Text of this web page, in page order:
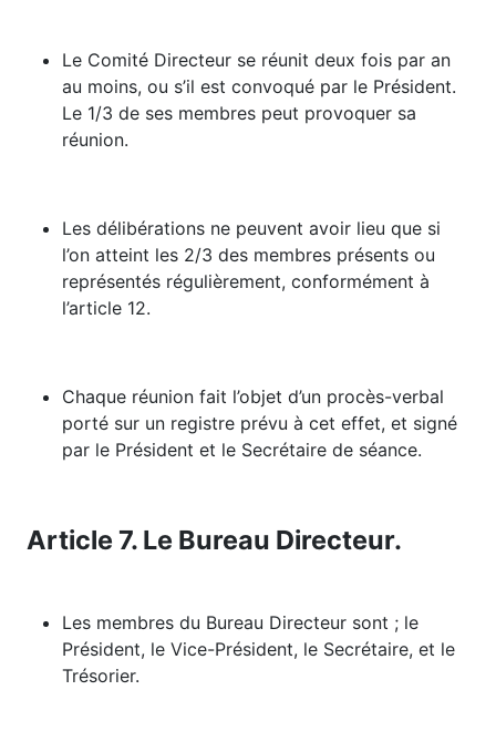
Le Comité Directeur se réunit deux fois par an
au moins, ou s’il est convoqué par le Président.
Le 1/3 de ses membres peut provoquer sa
réunion.
Les délibérations ne peuvent avoir lieu que si
l’on atteint les 2/3 des membres présents ou
représentés régulièrement, conformément à
l’article 12.
Chaque réunion fait l’objet d’un procès-verbal
porté sur un registre prévu à cet effet, et signé
par le Président et le Secrétaire de séance.
Article 7. Le Bureau Directeur.
Les membres du Bureau Directeur sont ; le
Président, le Vice-Président, le Secrétaire, et le
Trésorier.